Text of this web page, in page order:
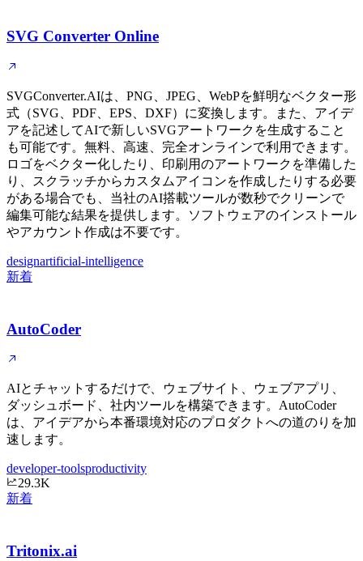
SVG Converter Online
SVGConverter.AIは、PNG、JPEG、WebPを鮮明なベクター形
式（SVG、PDF、EPS、DXF）に変換します。また、アイデ
アを記述してAIで新しいSVGアートワークを生成すること
も可能です。無料、高速、完全オンラインで利用できます。
ロゴをベクター化したり、印刷用のアートワークを準備した
り、スクラッチからカスタムアイコンを作成したりする必要
がある場合でも、当社のAI搭載ツールが数秒でクリーンで
編集可能な結果を提供します。ソフトウェアのインストール
やアカウント作成は不要です。
designartificial-intelligence
新着
AutoCoder
AIとチャットするだけで、ウェブサイト、ウェブアプリ、
ダッシュボード、社内ツールを構築できます。AutoCoder
は、アイデアから本番環境対応のプロダクトへの道のりを加
速します。
developer-toolsproductivity
29.3K
新着
Tritonix.ai